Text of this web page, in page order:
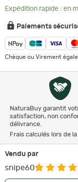
Expédition rapide : en
Paiements
Chèque ou Virement
NaturaBuy garantit
satisfaction, non
délivrance.
Frais calculés lors de
Vendu par
snipe60